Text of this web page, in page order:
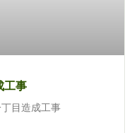
工事
目造成工事